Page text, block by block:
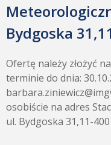
Bydgoska
Ofertę należy złożyć
terminie do dnia:
osobiście na adres
ul. Bydgoska 31,11-